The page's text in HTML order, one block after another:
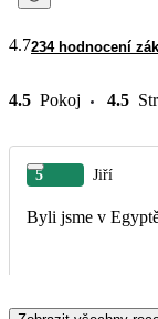
4.7234 hodnocení
4.5 Pokoj 4.5
5 Jiří
Byli jsme v